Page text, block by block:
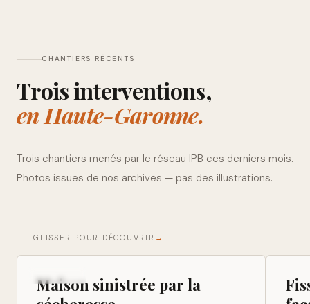
CHANTIERS RÉCENTS
Trois interventions,
en Haute-Garonne.
Trois chantiers menés par le réseau IPB ces derniers mois.
Photos issues de nos archives — pas des illustrations.
GLISSER POUR DÉCOUVRIR →
FISSURES
Maison sinistrée par la